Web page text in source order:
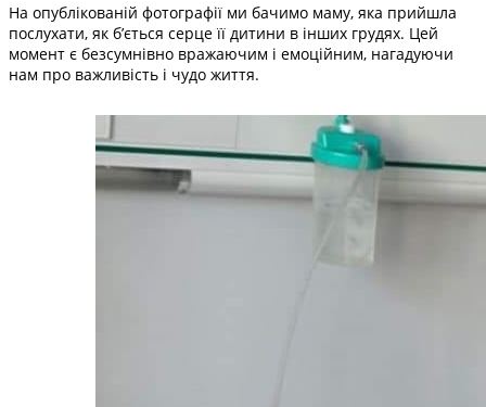
На опублікованій фотографії ми бачимо маму, яка прийшла
послухати, як б’ється серце її дитини в інших грудях. Цей
момент є безсумнівно вражаючим і емоційним, нагадуючи
нам про важливість і чудо життя.